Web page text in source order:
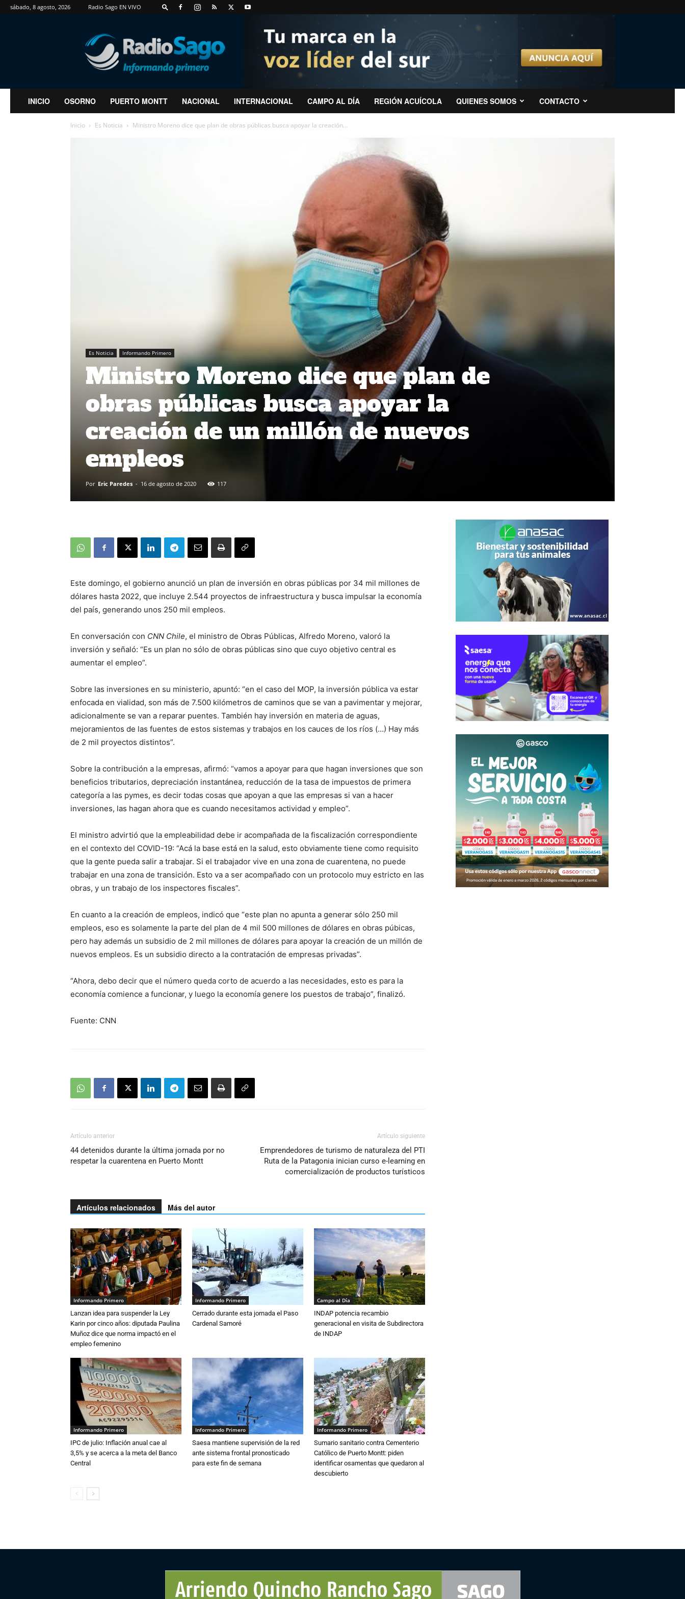
sábado, 8 agosto, 2026 Radio Sago EN VIVO
RadioSago
INICIO OSORNO PUERTO MONTT NACIONAL INTERNACIONAL CAMPO AL DÍA REGIÓN ACUÍCOLA QUIENES SOMOS CONTACTO
Inicio Es Noticia Ministro Moreno dice que plan de obras públicas busca apoyar la creación...
Es Noticia Informando Primero
Ministro Moreno dice que plan de
obras públicas busca apoyar la
creación de un millón de nuevos
empleos
Por Eric Paredes - 16 de agosto de 2020 117
Este domingo, el gobierno anunció un plan de inversión en obras públicas por 34 mil millones de
dólares hasta 2022, que incluye 2.544 proyectos de infraestructura y busca impulsar la economía
del país, generando unos 250 mil empleos.
En conversación con CNN Chile, el ministro de Obras Públicas, Alfredo Moreno, valoró la
inversión y señaló: “Es un plan no sólo de obras públicas sino que cuyo objetivo central es
aumentar el empleo”.
Sobre las inversiones en su ministerio, apuntó: “en el caso del MOP, la inversión pública va estar
enfocada en vialidad, son más de 7.500 kilómetros de caminos que se van a pavimentar y mejorar,
adicionalmente se van a reparar puentes. También hay inversión en materia de aguas,
mejoramientos de las fuentes de estos sistemas y trabajos en los cauces de los ríos (…) Hay más
de 2 mil proyectos distintos”.
Sobre la contribución a la empresas, afirmó: “vamos a apoyar para que hagan inversiones que son
beneficios tributarios, depreciación instantánea, reducción de la tasa de impuestos de primera
categoría a las pymes, es decir todas cosas que apoyan a que las empresas si van a hacer
inversiones, las hagan ahora que es cuando necesitamos actividad y empleo”.
El ministro advirtió que la empleabilidad debe ir acompañada de la fiscalización correspondiente
en el contexto del COVID-19: “Acá la base está en la salud, esto obviamente tiene como requisito
que la gente pueda salir a trabajar. Si el trabajador vive en una zona de cuarentena, no puede
trabajar en una zona de transición. Esto va a ser acompañado con un protocolo muy estricto en las
obras, y un trabajo de los inspectores fiscales”.
En cuanto a la creación de empleos, indicó que “este plan no apunta a generar sólo 250 mil
empleos, eso es solamente la parte del plan de 4 mil 500 millones de dólares en obras púbicas,
pero hay además un subsidio de 2 mil millones de dólares para apoyar la creación de un millón de
nuevos empleos. Es un subsidio directo a la contratación de empresas privadas”.
“Ahora, debo decir que el número queda corto de acuerdo a las necesidades, esto es para la
economía comience a funcionar, y luego la economía genere los puestos de trabajo”, finalizó.
Fuente: CNN
Artículo anterior
44 detenidos durante la última jornada por no
respetar la cuarentena en Puerto Montt
Artículo siguiente
Emprendedores de turismo de naturaleza del PTI
Ruta de la Patagonia inician curso e-learning en
comercialización de productos turísticos
Artículos relacionados Más del autor
Informando Primero
Lanzan idea para suspender la Ley
Karin por cinco años: diputada Paulina
Muñoz dice que norma impactó en el
empleo femenino
Informando Primero
Cerrado durante esta jornada el Paso
Cardenal Samoré
Campo al Día
INDAP potencia recambio
generacional en visita de Subdirectora
de INDAP
Informando Primero
IPC de julio: Inflación anual cae al
3,5% y se acerca a la meta del Banco
Central
Informando Primero
Saesa mantiene supervisión de la red
ante sistema frontal pronosticado
para este fin de semana
Informando Primero
Sumario sanitario contra Cementerio
Católico de Puerto Montt: piden
identificar osamentas que quedaron al
descubierto